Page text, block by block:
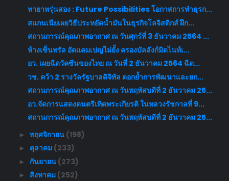
ทายาทรุ่นสอง : Future Possibilities โอกาสการทำธุรก...
สแกนเนียเผยวิธีประหยัดน้ำมันในธุรกิจโลจิสติกส์ ฝึก...
สถานการณ์คุณภาพอากาศ ณ วันศุกร์ที่ 3 ธันวาคม 2564 ...
ห้างเซ็นทรัล อัดแคมเปญไม่ยั้ง ครองบัลลังก์มิดไนท์เ...
อว. เผยฉีดวัคซีนของไทย ณ วันที่ 2 ธันวาคม 2564 ฉีด...
วช. คว้า 2 รางวัลรัฐบาลดิจิทัล ตอกย้ำการพัฒนาและยก...
สถานการณ์คุณภาพอากาศ ณ วันพฤหัสบดีที่ 2 ธันวาคม 25...
อว.จัดการแสดงดนตรีเทิดพระเกียรติ ในหลวงรัชกาลที่ 9...
สถานการณ์คุณภาพอากาศ ณ วันพฤหัสบดีที่ 2 ธันวาคม 25...
► พฤศจิกายน (198)
► ตุลาคม (233)
► กันยายน (273)
► สิงหาคม (252)